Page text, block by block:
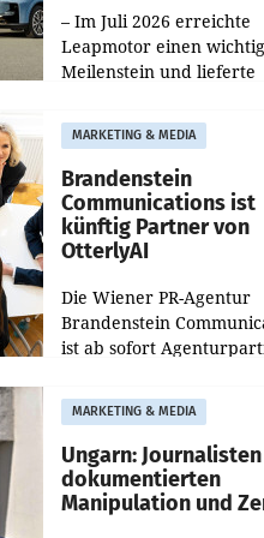
– Im Juli 2026 erreichte
Leapmotor einen
Meilenstein und lieferte
aus, womit sich das
gegenüber Juli 2025
verdoppelte (+102
MARKETING & MEDIA
Brandenstein
Communications ist
künftig Partner von
OtterlyAI
Die Wiener PR-Agentur
Brandenstein
ist ab sofort
Optimierungsplattform
OtterlyAI. Damit baut die
Agentur ihr
MARKETING & MEDIA
Ungarn: Journalisten
dokumentierten
Manipulation und